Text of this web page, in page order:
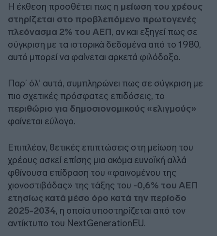
Η έκθεση προσθέτει πως η μείωση του χρέους
στηρίζεται στο προβλεπόμενο πρωτογενές
πλεόνασμα 2% του ΑΕΠ, αν και εξηγεί πως σε
σύγκριση με τα ιστορικά δεδομένα από το 1980,
αυτό μπορεί να φαίνεται αρκετά φιλόδοξο.
Παρ’ όλ’ αυτά, συμπληρώνει πως σε σύγκριση με
πιο σχετικές πρόσφατες επιδόσεις, το
περιθώριο για δημοσιονομικούς «ελιγμούς»
φαίνεται εύλογο.
Επιπλέον, θετικές επιπτώσεις στη μείωση του
χρέους ασκεί επίσης μια ακόμα ευνοϊκή αλλά
φθίνουσα επίδραση του «φαινομένου της
χιονοστιβάδας» της τάξης του -0,6% του ΑΕΠ
ετησίως κατά μέσο όρο κατά την περίοδο
2025-2034, η οποία υποστηρίζεται από τον
αντίκτυπο του NextGenerationEU.